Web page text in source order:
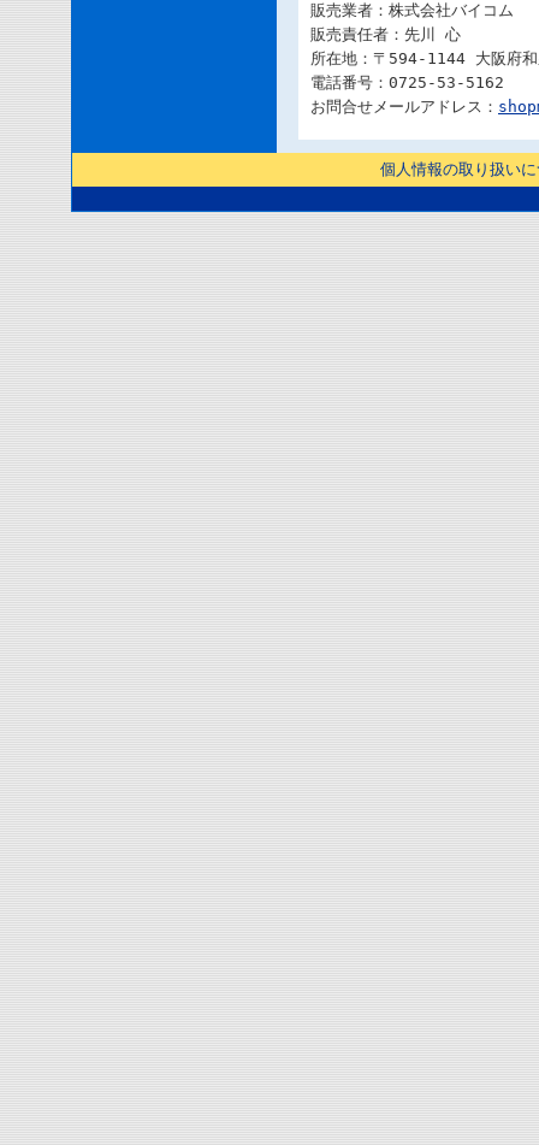
販売業者：株式会社バイコム
販売責任者：先川 心
所在地：〒594-1144 大阪府
電話番号：0725-53-5162
お問合せメールアドレス：
個人情報の取り扱い